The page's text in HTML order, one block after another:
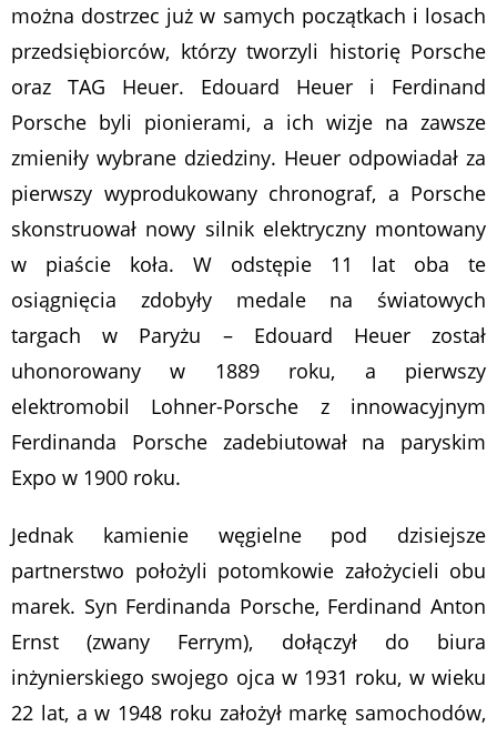
można dostrzec już w samych początkach i losach
przedsiębiorców, którzy tworzyli historię Porsche
oraz TAG Heuer. Edouard Heuer i Ferdinand
Porsche byli pionierami, a ich wizje na zawsze
zmieniły wybrane dziedziny. Heuer odpowiadał za
pierwszy wyprodukowany chronograf, a Porsche
skonstruował nowy silnik elektryczny montowany
w piaście koła. W odstępie 11 lat oba te
osiągnięcia zdobyły medale na światowych
targach w Paryżu – Edouard Heuer został
uhonorowany w 1889 roku, a pierwszy
elektromobil Lohner-Porsche z innowacyjnym
Ferdinanda Porsche zadebiutował na paryskim
Expo w 1900 roku.
Jednak kamienie węgielne pod dzisiejsze
partnerstwo położyli potomkowie założycieli obu
marek. Syn Ferdinanda Porsche, Ferdinand Anton
Ernst (zwany Ferrym), dołączył do biura
inżynierskiego swojego ojca w 1931 roku, w wieku
22 lat, a w 1948 roku założył markę samochodów,